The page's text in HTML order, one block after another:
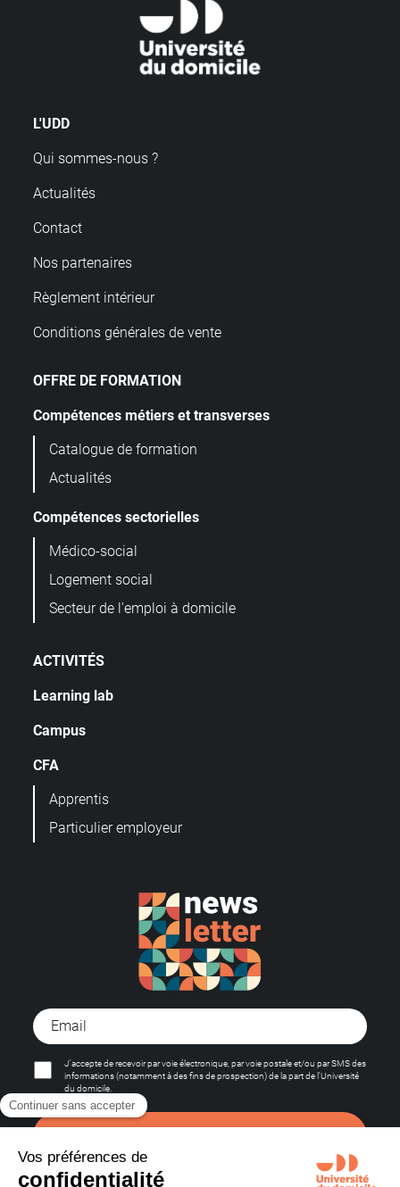
L'UDD
Qui sommes-nous ?
Actualités
Contact
Nos partenaires
Règlement intérieur
Conditions générales de vente
OFFRE DE FORMATION
Compétences métiers et transverses
Catalogue de formation
Actualités
Compétences sectorielles
Médico-social
Logement social
Secteur de l'emploi à domicile
ACTIVITÉS
Learning lab
Campus
CFA
Apprentis
Particulier employeur
J'accepte de recevoir par voie électronique, par voie postale et/ou par SMS des
informations (notamment à des fins de prospection) de la part de l'Université
du domicile.